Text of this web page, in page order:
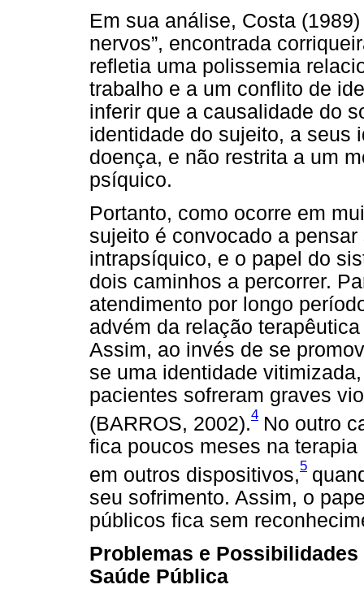
Em sua análise, Costa
nervos”, encontrada
refletia uma polissemia
trabalho e a um conflito de
inferir que a causalidade do
identidade do sujeito, a seus
doença, e não restrita a um
psíquico.
Portanto, como ocorre em
sujeito é convocado a
intrapsíquico, e o papel do
dois caminhos a percorrer.
atendimento por longo
advém da relação
Assim, ao invés de se
se uma identidade
pacientes sofreram graves
(BARROS, 2002).4 No outro
fica poucos meses na
em outros dispositivos,5
seu sofrimento. Assim, o
públicos fica sem
Problemas e
Saúde Pública